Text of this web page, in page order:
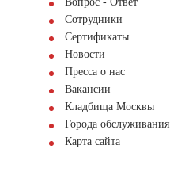
Сотрудники
Сертификаты
Новости
Пресса о нас
Вакансии
Кладбища Москвы
Города обслуживания
Карта сайта